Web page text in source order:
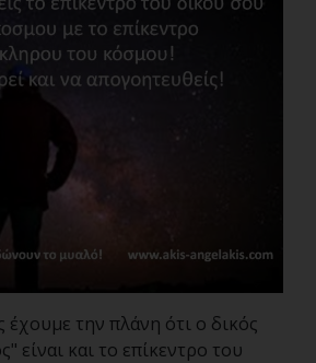
έχουμε την πλάνη ότι ο δικός
είναι και το επίκεντρο του